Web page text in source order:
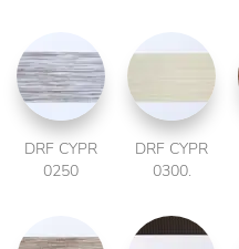
DRF CYPR
0250
DRF CYPR
0300.